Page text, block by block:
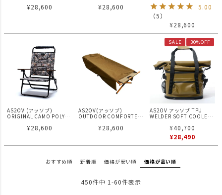
TOTE 2WAY リュック
¥28,600
TOTE 2WAY リュック
¥28,600
BACKPACK バックパック /
ショルダー / トート
5.00
（5）
¥28,600
AS2OV (アッソブ)
ORIGINAL CAMO POLYCA
HIGH BACK RECLINING
LOW ROVER CHAIR オリ
ーバーチェア
¥28,600
AS2OV(アッソブ)
OUTDOOR COMFORTER
¥28,600
SALE 30%OFF
AS2OV アッソブ TPU
WELDER SOFT COOLER
バッグ 420D TPU
WELDER SERIES
¥40,700
¥28,490
おすすめ順 新着順 価格が安い順 価格が高い順
450件中 1 -60件表示